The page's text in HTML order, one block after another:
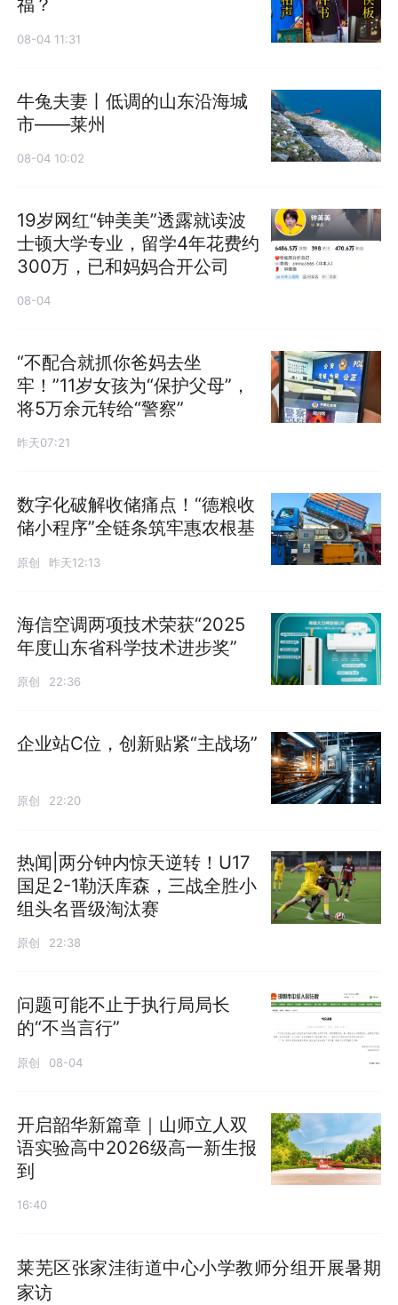
08-04 11:31
牛兔夫妻丨低调的山东沿海城
市——莱州
08-04 10:02
19岁网红“钟美美”透露就读波
士顿大学专业，留学4年花费约
300万，已和妈妈合开公司
08-04
“不配合就抓你爸妈去坐
牢！”11岁女孩为“保护父母”，
将5万余元转给“警察”
昨天07:21
数字化破解收储痛点！“德粮收
储小程序”全链条筑牢惠农根基
原创 昨天12:13
海信空调两项技术荣获“2025
年度山东省科学技术进步奖”
原创 22:36
企业站C位，创新贴紧“主战场”
原创 22:20
热闻|两分钟内惊天逆转！U17
国足2-1勒沃库森，三战全胜小
组头名晋级淘汰赛
原创 22:38
问题可能不止于执行局局长
的“不当言行”
原创 08-04
开启韶华新篇章｜山师立人双
语实验高中2026级高一新生报
到
16:40
莱芜区张家洼街道中心小学教师分组开展暑期
家访